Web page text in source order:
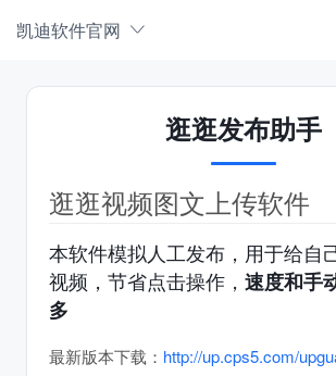
凯迪软件官网
逛逛发布助手
逛逛视频图文上传软件
本软件模拟人工发布，用于给自
视频，节省点击操作， 速度和手
多
最新版本下载： http://up.cps5.com/